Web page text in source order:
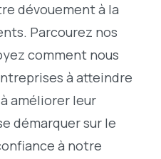
dévouement à la
Parcourez nos
comment nous
à atteindre
améliorer leur
démarquer sur le
à notre